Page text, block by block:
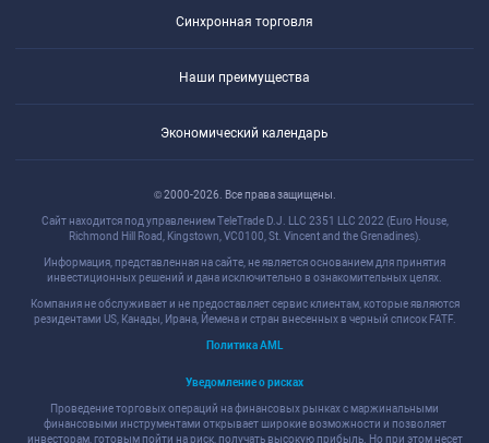
Синхронная торговля
Наши преимущества
Экономический календарь
© 2000-2026. Все права защищены.
Сайт находится под управлением TeleTrade D.J. LLC 2351 LLC 2022 (Euro House,
Richmond Hill Road, Kingstown, VC0100, St. Vincent and the Grenadines).
Информация, представленная на сайте, не является основанием для принятия
инвестиционных решений и дана исключительно в ознакомительных целях.
Компания не обслуживает и не предоставляет сервис клиентам, которые являются
резидентами US, Канады, Ирана, Йемена и стран внесенных в черный список FATF.
Политика AML
Уведомление о рисках
Проведение торговых операций на финансовых рынках с маржинальными
финансовыми инструментами открывает широкие возможности и позволяет
инвесторам, готовым пойти на риск, получать высокую прибыль. Но при этом несет